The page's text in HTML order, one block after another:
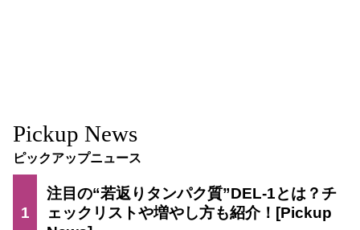
Pickup News
ピックアップニュース
1
注目の“若返りタンパク質”DEL-1とは？チ
ェックリストや増やし方も紹介！